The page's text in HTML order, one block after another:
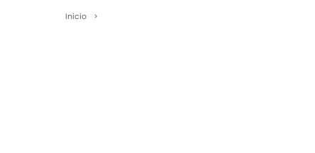
Inicio >